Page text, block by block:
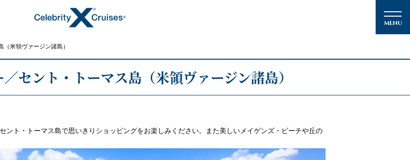
トピックス メルマガ登録
米領ヴァージン諸島）
セント・トーマス島（米領ヴァージン諸島）
ント・トーマス島で思いきりショッピングをお楽しみください。また美しいメイゲンズ・ビーチや丘の